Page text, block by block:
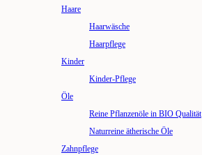
Haare
Haarwäsche
Haarpflege
Kinder
Kinder-Pflege
Öle
Reine Pflanzenöle in BIO Qualität
Naturreine ätherische Öle
Zahnpflege